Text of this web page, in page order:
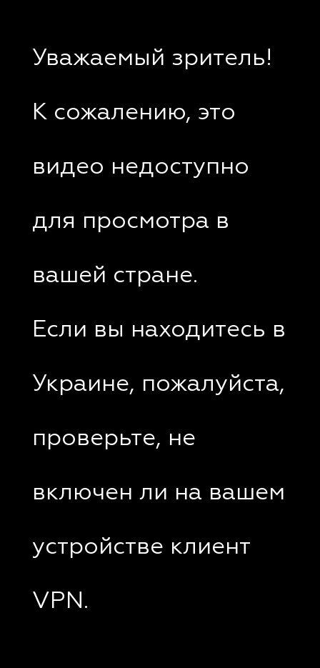
Уважаемый зритель!
К сожалению, это
видео недоступно
для просмотра в
вашей стране.
Если вы находитесь в
Украине, пожалуйста,
проверьте, не
включен ли на вашем
устройстве клиент
VPN.